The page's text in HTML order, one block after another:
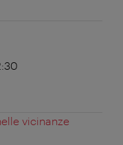
vicinanze